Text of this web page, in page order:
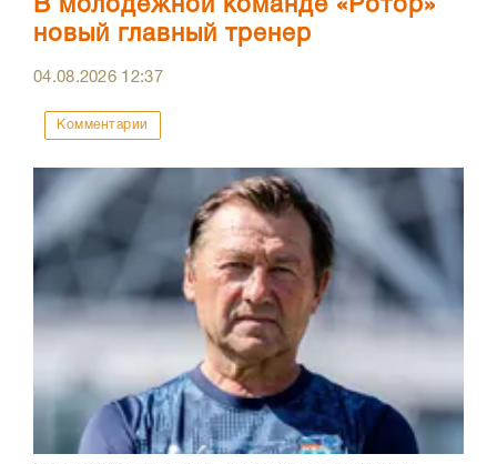
В молодёжной команде «Ротор»
новый главный тренер
04.08.2026 12:37
Комментарии